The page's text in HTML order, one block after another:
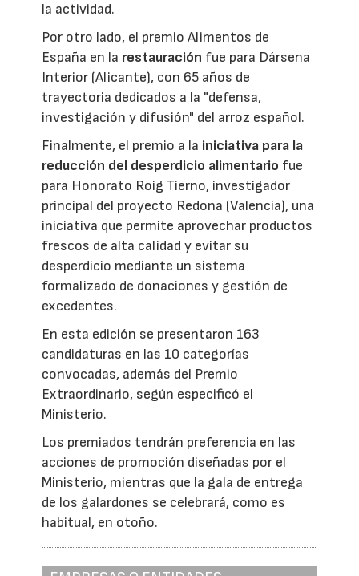
la actividad.
Por otro lado, el premio Alimentos de
España en la restauración fue para Dársena
Interior (Alicante), con 65 años de
trayectoria dedicados a la "defensa,
investigación y difusión" del arroz español.
Finalmente, el premio a la iniciativa para la
reducción del desperdicio alimentario fue
para Honorato Roig Tierno, investigador
principal del proyecto Redona (Valencia), una
iniciativa que permite aprovechar productos
frescos de alta calidad y evitar su
desperdicio mediante un sistema
formalizado de donaciones y gestión de
excedentes.
En esta edición se presentaron 163
candidaturas en las 10 categorías
convocadas, además del Premio
Extraordinario, según especificó el
Ministerio.
Los premiados tendrán preferencia en las
acciones de promoción diseñadas por el
Ministerio, mientras que la gala de entrega
de los galardones se celebrará, como es
habitual, en otoño.